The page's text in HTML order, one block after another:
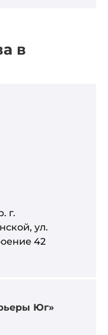
в
г.
ул.
42
Юг»